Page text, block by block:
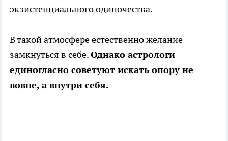
экзистенциального одиночества.
В такой атмосфере естественно желание
замкнуться в себе.Однако астрологи
единогласно советуют искать опору не
вовне, а внутри себя.